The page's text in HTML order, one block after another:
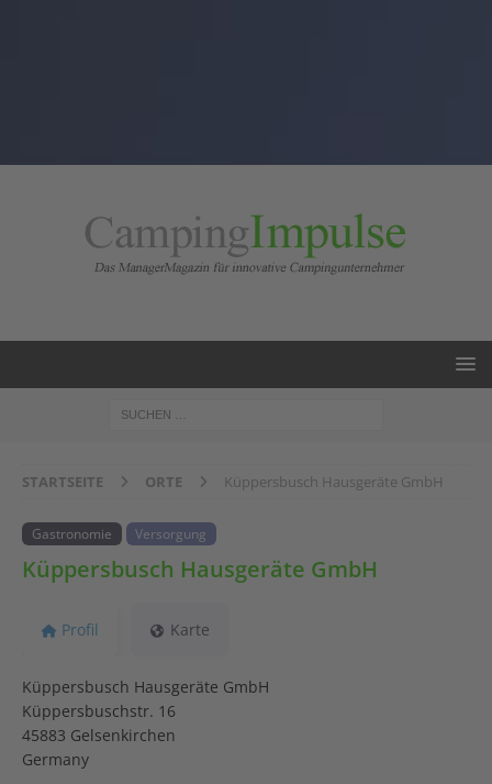
STARTSEITE ORTE Küppersbusch Hausgeräte GmbH
Gastronomie Versorgung
Küppersbusch Hausgeräte GmbH
Profil Karte
Küppersbusch Hausgeräte GmbH
Küppersbuschstr. 16
45883 Gelsenkirchen
Germany